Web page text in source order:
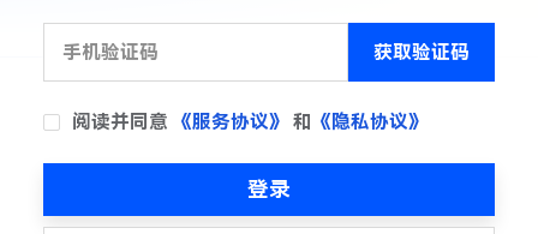
获取验证码
阅读并同意 《服务协议》 和 《隐私协议》
登录